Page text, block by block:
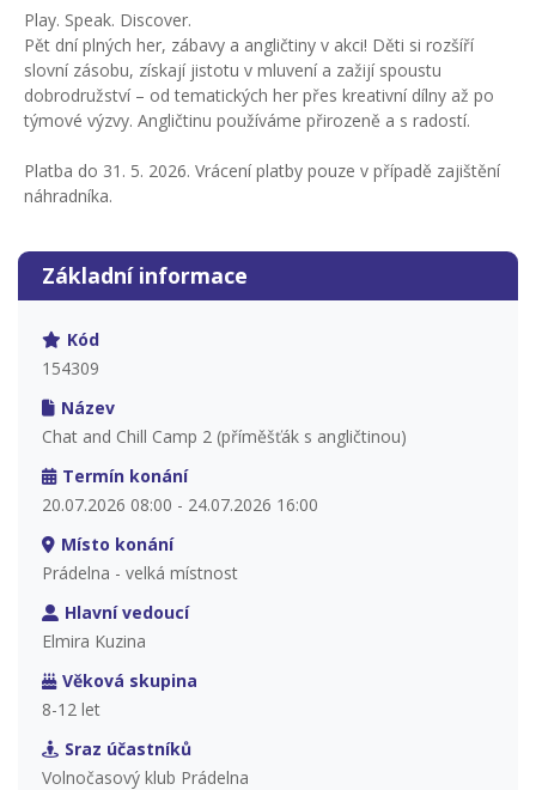
Play. Speak. Discover.
Pět dní plných her, zábavy a angličtiny v akci! Děti si rozšíří
slovní zásobu, získají jistotu v mluvení a zažijí spoustu
dobrodružství – od tematických her přes kreativní dílny až po
týmové výzvy. Angličtinu používáme přirozeně a s radostí.
Platba do 31. 5. 2026. Vrácení platby pouze v případě zajištění
náhradníka.
Základní informace
Kód
154309
Název
Chat and Chill Camp 2 (příměšťák s angličtinou)
Termín konání
20.07.2026 08:00 - 24.07.2026 16:00
Místo konání
Prádelna - velká místnost
Hlavní vedoucí
Elmira Kuzina
Věková skupina
8-12 let
Sraz účastníků
Volnočasový klub Prádelna